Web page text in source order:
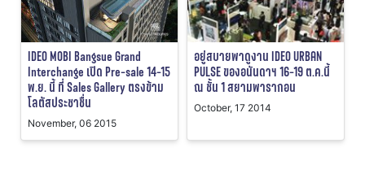
IDEO MOBI Bangsue Grand
Interchange เปิด Pre-sale 14-15
พ.ย. นี้ ที่ Sales Gallery ตรงข้าม
โลตัสประชาชื่น
November, 06 2015
อยู่สบายพาดูงาน IDEO URBAN
PULSE ของอนันดาฯ 16-19 ต.ค.นี้
ณ ชั้น 1 สยามพารากอน
October, 17 2014